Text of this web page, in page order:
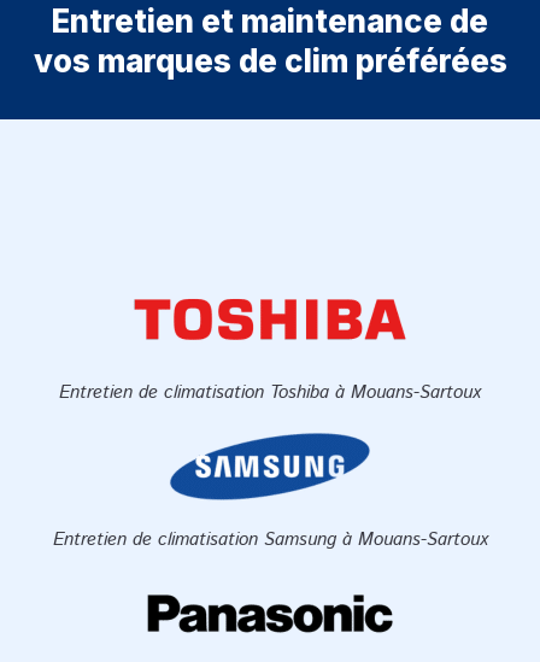
Entretien et maintenance de
vos marques de clim préférées
Entretien de climatisation Toshiba à Mouans-Sartoux
Entretien de climatisation Samsung à Mouans-Sartoux